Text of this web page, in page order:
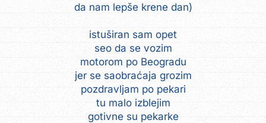
da nam lepše krene dan)
istuširan sam opet
seo da se vozim
motorom po Beogradu
jer se saobraćaja grozim
pozdravljam po pekari
tu malo izblejim
gotivne su pekarke